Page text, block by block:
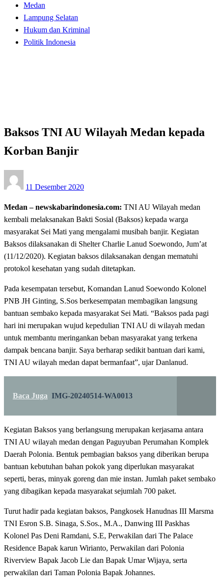
Medan
Lampung Selatan
Hukum dan Kriminal
Politik Indonesia
Baksos TNI AU Wilayah Medan kepada
Korban Banjir
on
11 Desember 2020
Medan – newskabarindonesia.com: TNI AU Wilayah medan
kembali melaksanakan Bakti Sosial (Baksos) kepada warga
masyarakat Sei Mati yang mengalami musibah banjir. Kegiatan
Baksos dilaksanakan di Shelter Charlie Lanud Soewondo, Jum’at
(11/12/2020). Kegiatan baksos dilaksanakan dengan mematuhi
protokol kesehatan yang sudah ditetapkan.
Pada kesempatan tersebut, Komandan Lanud Soewondo Kolonel
PNB JH Ginting, S.Sos berkesempatan membagikan langsung
bantuan sembako kepada masyarakat Sei Mati. “Baksos pada pagi
hari ini merupakan wujud kepedulian TNI AU di wilayah medan
untuk membantu meringankan beban masyarakat yang terkena
dampak bencana banjir. Saya berharap sedikit bantuan dari kami,
TNI AU wilayah medan dapat bermanfaat”, ujar Danlanud.
Baca Juga IMG-20240514-WA0013
Kegiatan Baksos yang berlangsung merupakan kerjasama antara
TNI AU wilayah medan dengan Paguyuban Perumahan Komplek
Daerah Polonia. Bentuk pembagian baksos yang diberikan berupa
bantuan kebutuhan bahan pokok yang diperlukan masyarakat
seperti, beras, minyak goreng dan mie instan. Jumlah paket sembako
yang dibagikan kepada masyarakat sejumlah 700 paket.
Turut hadir pada kegiatan baksos, Pangkosek Hanudnas III Marsma
TNI Esron S.B. Sinaga, S.Sos., M.A., Danwing III Paskhas
Kolonel Pas Deni Ramdani, S.E, Perwakilan dari The Palace
Residence Bapak karun Wirianto, Perwakilan dari Polonia
Riverview Bapak Jacob Lie dan Bapak Umar Wijaya, serta
perwakilan dari Taman Polonia Bapak Johannes.